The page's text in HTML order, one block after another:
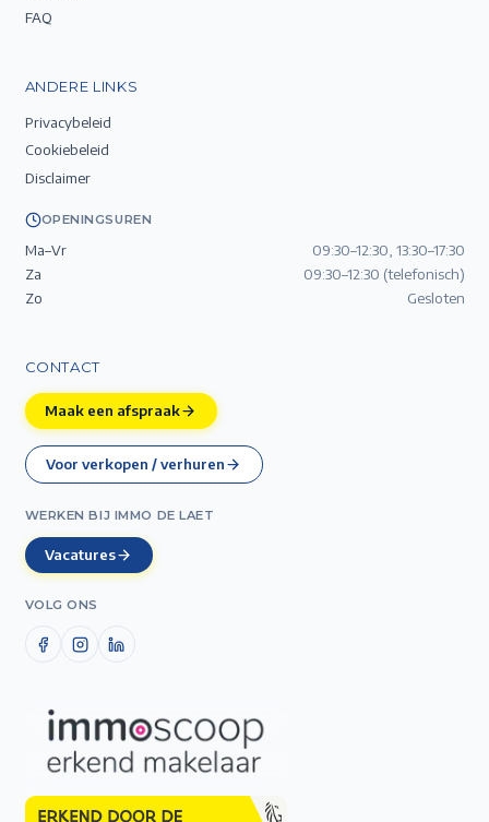
FAQ
ANDERE LINKS
Privacybeleid
Cookiebeleid
Disclaimer
OPENINGSUREN
Ma–Vr
09:30–12:30, 13:30–17:30
Za
09:30–12:30 (telefonisch)
Zo
Gesloten
CONTACT
Maak een afspraak
Voor verkopen / verhuren
WERKEN BIJ IMMO DE LAET
Vacatures
VOLG ONS